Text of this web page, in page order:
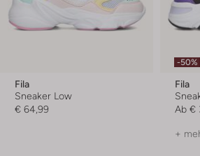
Fila
Sneaker Low
€ 64,99
-50%
Fila
Ab €
+